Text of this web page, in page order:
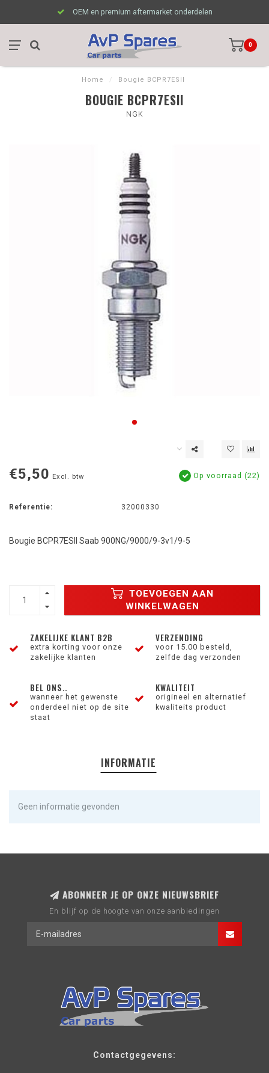
OEM en premium aftermarket onderdelen
0
Home / Bougie BCPR7ESII
BOUGIE BCPR7ESII
NGK
€5,50 Excl. btw Op voorraad (22)
Referentie: 32000330
Bougie BCPR7ESII Saab 900NG/9000/9-3v1/9-5
TOEVOEGEN AAN
WINKELWAGEN
ZAKELIJKE KLANT B2B
extra korting voor onze
zakelijke klanten
VERZENDING
voor 15.00 besteld,
zelfde dag verzonden
BEL ONS..
wanneer het gewenste
onderdeel niet op de site
staat
KWALITEIT
origineel en alternatief
kwaliteits product
INFORMATIE
Geen informatie gevonden
ABONNEER JE OP ONZE NIEUWSBRIEF
En blijf op de hoogte van onze aanbiedingen
Contactgegevens: